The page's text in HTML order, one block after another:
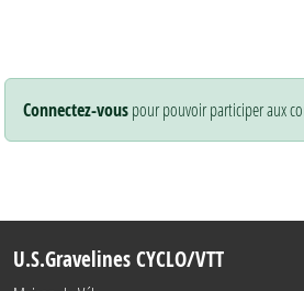
Connectez-vouspour pouvoir participer aux
U.S.Gravelines CYCLO/VTT